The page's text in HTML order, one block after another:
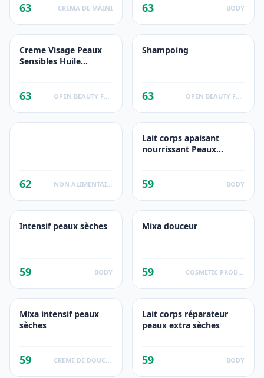
63 CREMA DE MÂINI 63 BODY
Creme Visage Peaux
Sensibles Huile
63
Shampoing
63
62
Lait corps apaisant
nourrissant Peaux
59 BODY
Intensif peaux sèches
59 BODY
Mixa douceur
59
Mixa intensif peaux
sèches
59
Lait corps réparateur
peaux extra sèches
59 BODY